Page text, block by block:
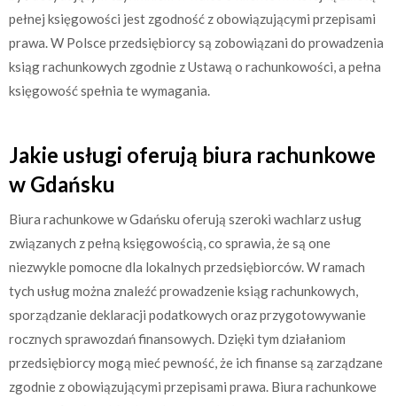
pełnej księgowości jest zgodność z obowiązującymi przepisami
prawa. W Polsce przedsiębiorcy są zobowiązani do prowadzenia
ksiąg rachunkowych zgodnie z Ustawą o rachunkowości, a pełna
księgowość spełnia te wymagania.
Jakie usługi oferują biura rachunkowe
w Gdańsku
Biura rachunkowe w Gdańsku oferują szeroki wachlarz usług
związanych z pełną księgowością, co sprawia, że są one
niezwykle pomocne dla lokalnych przedsiębiorców. W ramach
tych usług można znaleźć prowadzenie ksiąg rachunkowych,
sporządzanie deklaracji podatkowych oraz przygotowywanie
rocznych sprawozdań finansowych. Dzięki tym działaniom
przedsiębiorcy mogą mieć pewność, że ich finanse są zarządzane
zgodnie z obowiązującymi przepisami prawa. Biura rachunkowe